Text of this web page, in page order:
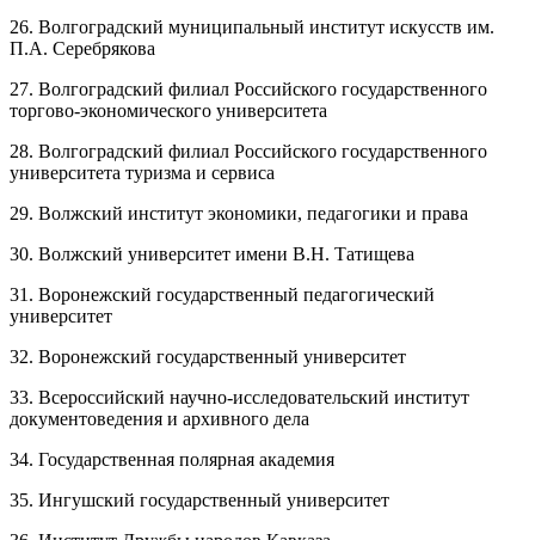
26. Волгоградский муниципальный институт искусств им.
П.А. Серебрякова
27. Волгоградский филиал Российского государственного
торгово-экономического университета
28. Волгоградский филиал Российского государственного
университета туризма и сервиса
29. Волжский институт экономики, педагогики и права
30. Волжский университет имени В.Н. Татищева
31. Воронежский государственный педагогический
университет
32. Воронежский государственный университет
33. Всероссийский научно-исследовательский институт
документоведения и архивного дела
34. Государственная полярная академия
35. Ингушский государственный университет